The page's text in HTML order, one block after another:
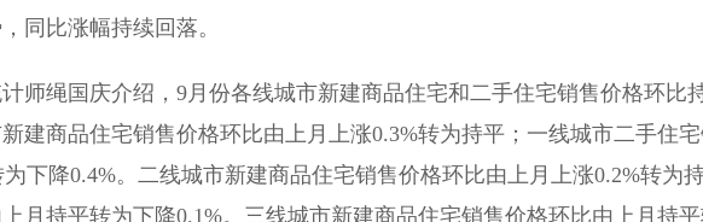
同比涨幅持续回落。
师绳国庆介绍，9月份各线城市新建商品住宅和二手住宅销售价格环比
建商品住宅销售价格环比由上月上涨0.3%转为持平；一线城市二手住
下降0.4%。二线城市新建商品住宅销售价格环比由上月上涨0.2%转为
月持平转为下降0.1%。三线城市新建商品住宅销售价格环比由上月持